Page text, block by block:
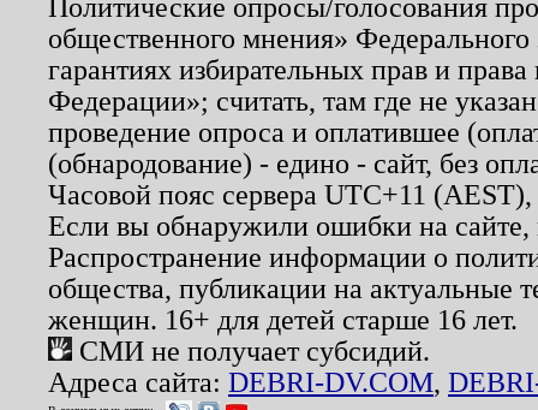
Политические опросы/голосования
общественного мнения»
гарантиях избирательных прав и
Федерации»; считать, там где не
проведение опроса и оплатившее
(обнародование) - едино - сайт, без
Часовой пояс сервера UTC+11
Если вы обнаружили ошибки на
Распространение информации о
общества, публикации на актуальные
женщин. 16+ для детей старше 16 лет.
СМИ не получает субсидий.
Адреса сайта: DEBRI-DV.COM,